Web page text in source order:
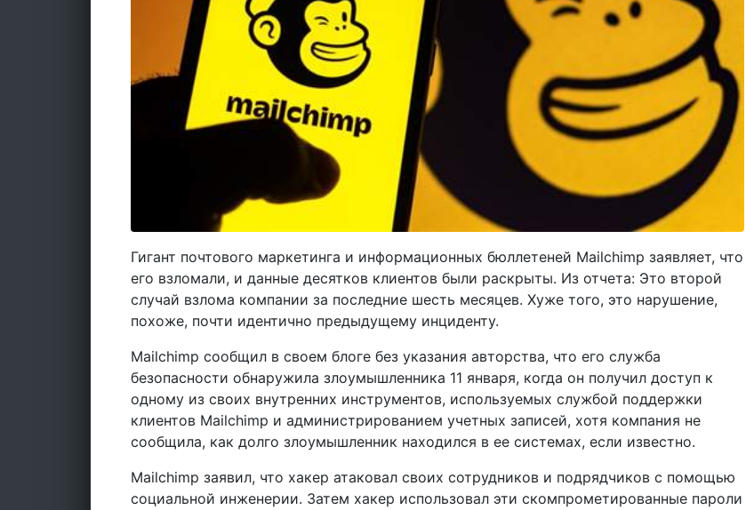
Гигант почтового маркетинга и информационных бюллетеней Mailchimp заявляет, что
его взломали, и данные десятков клиентов были раскрыты. Из отчета: Это второй
случай взлома компании за последние шесть месяцев. Хуже того, это нарушение,
похоже, почти идентично предыдущему инциденту.
Mailchimp сообщил в своем блоге без указания авторства, что его служба
безопасности обнаружила злоумышленника 11 января, когда он получил доступ к
одному из своих внутренних инструментов, используемых службой поддержки
клиентов Mailchimp и администрированием учетных записей, хотя компания не
сообщила, как долго злоумышленник находился в ее системах, если известно.
Mailchimp заявил, что хакер атаковал своих сотрудников и подрядчиков с помощью
социальной инженерии. Затем хакер использовал эти скомпрометированные пароли